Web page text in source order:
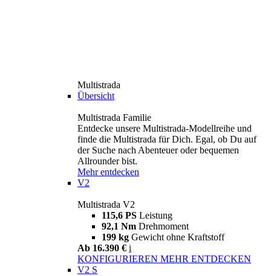
Multistrada
Übersicht
Multistrada Familie
Entdecke unsere Multistrada-Modellreihe und
finde die Multistrada für Dich. Egal, ob Du auf
der Suche nach Abenteuer oder bequemen
Allrounder bist.
Mehr entdecken
V2
Multistrada V2
115,6 PS Leistung
92,1 Nm Drehmoment
199 kg Gewicht ohne Kraftstoff
Ab 16.390 € i
KONFIGURIEREN MEHR ENTDECKEN
V2 S